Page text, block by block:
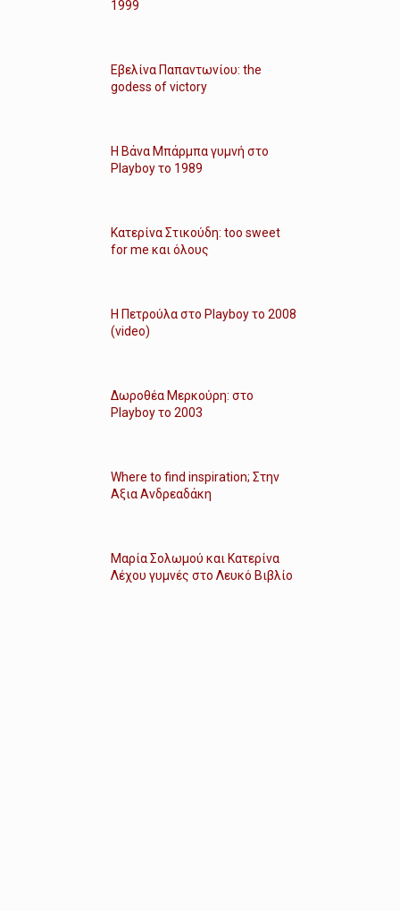
1999
Εβελίνα Παπαντωνίου: the
godess of victory
Η Βάνα Μπάρμπα γυμνή στο
Playboy το 1989
Κατερίνα Στικούδη: too sweet
for me και όλους
Η Πετρούλα στο Playboy το 2008
(video)
Δωροθέα Μερκούρη: στο
Playboy το 2003
Where to find inspiration; Στην
Αξια Ανδρεαδάκη
Μαρία Σολωμού και Κατερίνα
Λέχου γυμνές στο Λευκό Βιβλίο